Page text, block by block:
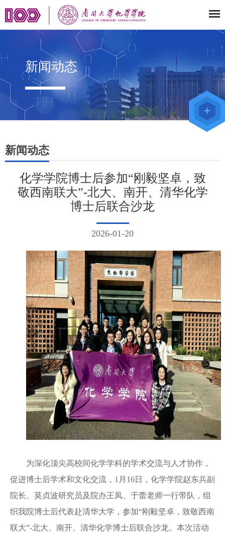
新闻动态
新闻动态
化学学院博士后参加“刚毅坚卓，致
敬西南联大”-北大、南开、清华化学
博士后联合沙龙
2026-01-20
为深化顶尖高校间化学学科的学术交流与人才协作，
促进博士后学术和文化交流，1月16日，化学学院赵东兵副
院长、莫贞波研究员及院办王凤、于蕾老师一行带队，组
织我院博士后代表赴清华大学，参加“刚毅坚卓，致敬西南
联大”-北大、南开、清华化学博士后联合沙龙。本次活动